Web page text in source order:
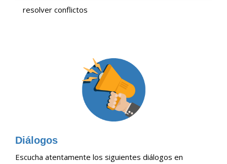
resolver conflictos
Diálogos
Escucha atentamente los siguientes diálogos en